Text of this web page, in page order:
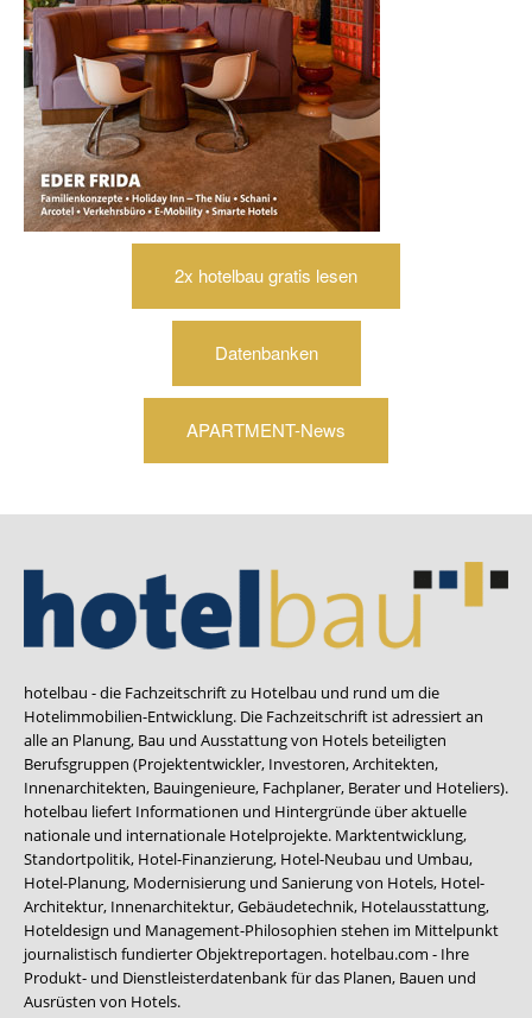
2x hotelbau gratis lesen
Datenbanken
APARTMENT-News
hotelbau - die Fachzeitschrift zu Hotelbau und rund um die
Hotelimmobilien-Entwicklung. Die Fachzeitschrift ist adressiert an
alle an Planung, Bau und Ausstattung von Hotels beteiligten
Berufsgruppen (Projektentwickler, Investoren, Architekten,
Innenarchitekten, Bauingenieure, Fachplaner, Berater und Hoteliers).
hotelbau liefert Informationen und Hintergründe über aktuelle
nationale und internationale Hotelprojekte. Marktentwicklung,
Standortpolitik, Hotel-Finanzierung, Hotel-Neubau und Umbau,
Hotel-Planung, Modernisierung und Sanierung von Hotels, Hotel-
Architektur, Innenarchitektur, Gebäudetechnik, Hotelausstattung,
Hoteldesign und Management-Philosophien stehen im Mittelpunkt
journalistisch fundierter Objektreportagen. hotelbau.com - Ihre
Produkt- und Dienstleisterdatenbank für das Planen, Bauen und
Ausrüsten von Hotels.